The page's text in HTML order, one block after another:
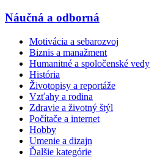
Náučná a odborná
Motivácia a sebarozvoj
Biznis a manažment
Humanitné a spoločenské vedy
História
Životopisy a reportáže
Vzťahy a rodina
Zdravie a životný štýl
Počítače a internet
Hobby
Umenie a dizajn
Ďalšie kategórie